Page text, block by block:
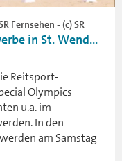
Fernsehen - (c) SR
in St. Wend...
Reitsport-
Olympics
u.a. im
In den
am Samstag